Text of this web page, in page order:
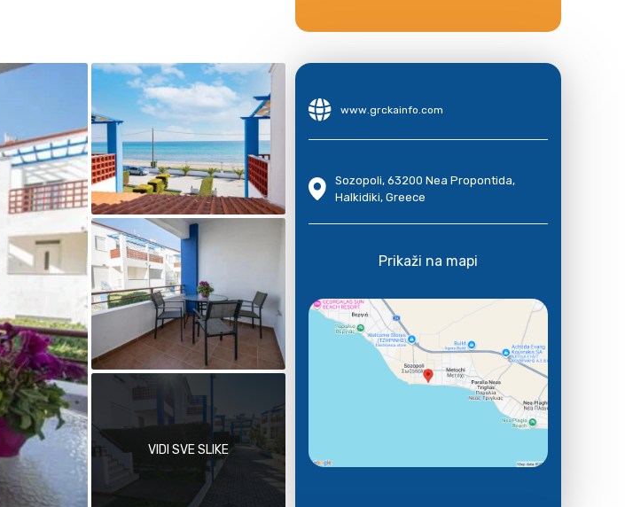
VIDI SVE SLIKE
www.grckainfo.com
Sozopoli, 63200 Nea Propontida,
Halkidiki, Greece
Prikaži na mapi